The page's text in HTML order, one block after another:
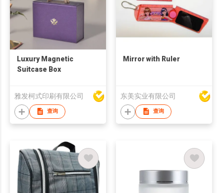
Luxury Magnetic
Suitcase Box
雅发柯式印刷有限公司
查询
Mirror with Ruler
东美实业有限公司
查询